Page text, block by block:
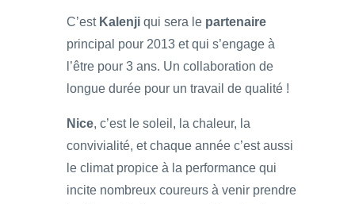
C’estKalenji qui sera le partenaire
principal pour 2013 et qui s’engage à
l’être pour 3 ans. Un collaboration de
longue durée pour un travail de qualité !
Nice, c’est le soleil, la chaleur, la
convivialité, et chaque année c’est aussi
le climat propice à la performance qui
incite nombreux coureurs à venir prendre